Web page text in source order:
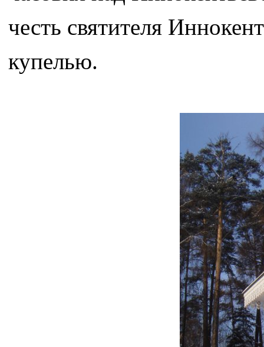
честь святителя
купелью.